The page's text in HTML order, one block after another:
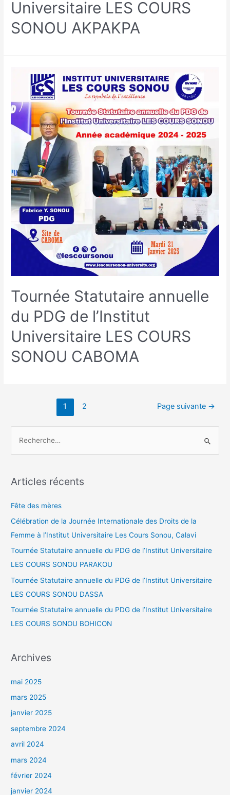
Universitaire LES COURS
SONOU AKPAKPA
Tournée Statutaire annuelle
du PDG de l’Institut
Universitaire LES COURS
SONOU CABOMA
1 2 Page suivante →
e
h
c
h
e
r
:
Articles récents
Fête des mères
Célébration de la Journée Internationale des Droits de la
Femme à l’Institut Universitaire Les Cours Sonou, Calavi
Tournée Statutaire annuelle du PDG de l’Institut Universitaire
LES COURS SONOU PARAKOU
Tournée Statutaire annuelle du PDG de l’Institut Universitaire
LES COURS SONOU DASSA
Tournée Statutaire annuelle du PDG de l’Institut Universitaire
LES COURS SONOU BOHICON
Archives
mai 2025
mars 2025
janvier 2025
septembre 2024
avril 2024
mars 2024
février 2024
janvier 2024